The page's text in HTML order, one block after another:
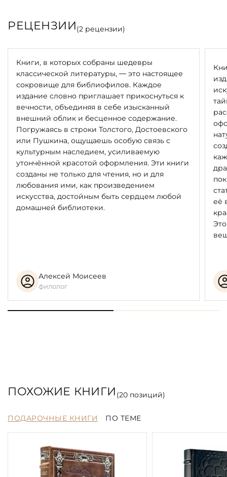
РЕЦЕНЗИИ(2 рецензии)
Книги, в которых собраны шедевры
классической литературы, — это настоящее
сокровище для библиофилов. Каждое
издание словно приглашает прикоснуться к
вечности, объединяя в себе изысканный
внешний облик и бесценное содержание.
Погружаясь в строки Толстого, Достоевского
или Пушкина, ощущаешь особую связь с
культурным наследием, усиливаемую
утончённой красотой оформления. Эти книги
созданы не только для чтения, но и для
любования ими, как произведением
искусства, достойным быть сердцем любой
домашней библиотеки.
Алексей Моисеев
филолог
её
ПОХОЖИЕ КНИГИ (20позиций)
ПОДАРОЧНЫЕ КНИГИ ПО ТЕМЕ